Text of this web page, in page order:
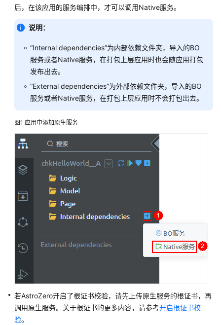
明
快
入
（低
代
码）
云
Astro
应
低
流
程
后，在该应用的服务编排中，才可以调用Native服务。
说明：
“Internal dependencies”为内部依赖文件夹，导入的BO
服务或者Native服务，在打包上层应用时也会随应用打包
发布出去。
“External dependencies”为外部依赖文件夹，导入的BO
服务或者Native服务，在打包上层应用时不会打包出去。
图1 应用中添加原生服务
若AstroZero开启了根证书校验，请先上传原生服务的根证书，再
调用原生服务。关于根证书的更多内容，请参考开启根证书校
验。